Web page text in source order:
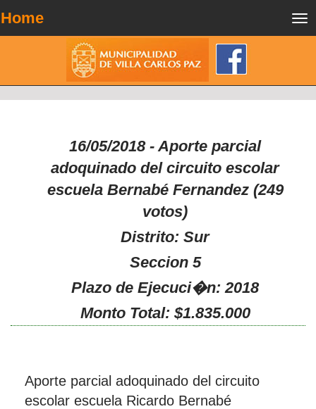
Home
16/05/2018 - Aporte parcial
adoquinado del circuito escolar
escuela Bernabé Fernandez (249
votos)
Distrito: Sur
Seccion 5
Plazo de Ejecuci�n: 2018
Monto Total: $1.835.000
Aporte parcial adoquinado del circuito
escolar escuela Ricardo Bernabé